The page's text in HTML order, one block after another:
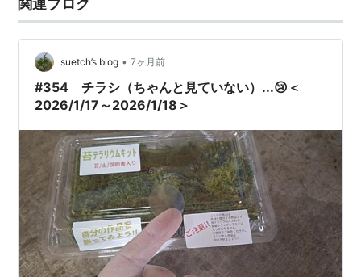
また、ほとんどの出版元の所在地が東京都にあること、
出版元の自主規制であることから、東京都以外でも成人
向け図書には封印シールが貼られている。
関連ブログ
suetch’s blog • 7ヶ月前
#354 チラシ（ちゃんと見ていない）...😢＜
2026/1/17～2026/1/18＞